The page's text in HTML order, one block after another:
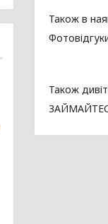
Також в
Також